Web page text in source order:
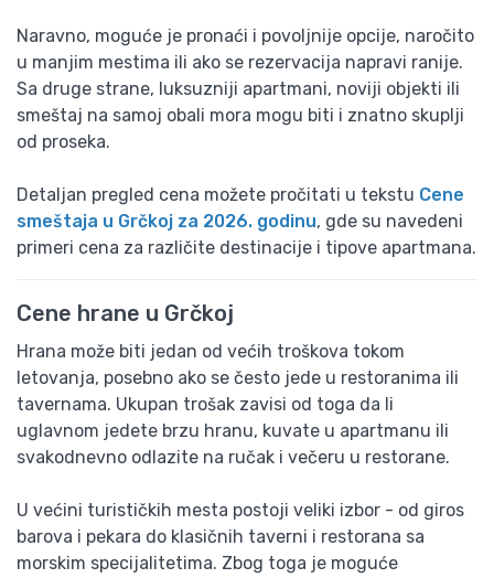
Naravno, moguće je pronaći i povoljnije opcije, naročito
u manjim mestima ili ako se rezervacija napravi ranije.
Sa druge strane, luksuzniji apartmani, noviji objekti ili
smeštaj na samoj obali mora mogu biti i znatno skuplji
od proseka.
Detaljan pregled cena možete pročitati u tekstu Cene
smeštaja u Grčkoj za 2026. godinu, gde su navedeni
primeri cena za različite destinacije i tipove apartmana.
Cene hrane u Grčkoj
Hrana može biti jedan od većih troškova tokom
letovanja, posebno ako se često jede u restoranima ili
tavernama. Ukupan trošak zavisi od toga da li
uglavnom jedete brzu hranu, kuvate u apartmanu ili
svakodnevno odlazite na ručak i večeru u restorane.
U većini turističkih mesta postoji veliki izbor - od giros
barova i pekara do klasičnih taverni i restorana sa
morskim specijalitetima. Zbog toga je moguće